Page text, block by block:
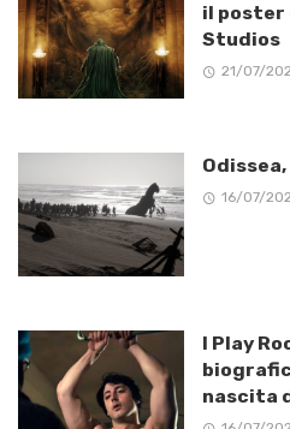
il poster
Studios
21/07/
Odissea,
16/07/
I Play
nascita